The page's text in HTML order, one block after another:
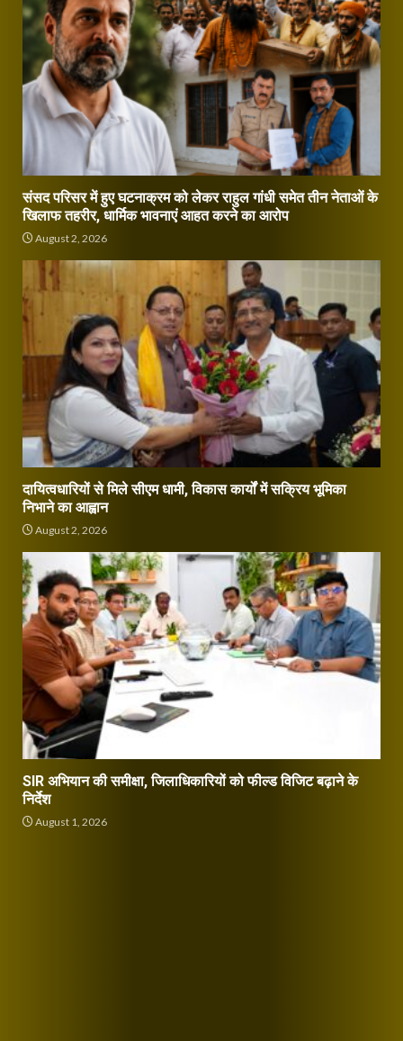
संसद परिसर में हुए घटनाक्रम को लेकर राहुल गांधी समेत तीन नेताओं के
खिलाफ तहरीर, धार्मिक भावनाएं आहत करने का आरोप
August 2, 2026
दायित्वधारियों से मिले सीएम धामी, विकास कार्यों में सक्रिय भूमिका
निभाने का आह्वान
August 2, 2026
SIR अभियान की समीक्षा, जिलाधिकारियों को फील्ड विजिट बढ़ाने के
निर्देश
August 1, 2026